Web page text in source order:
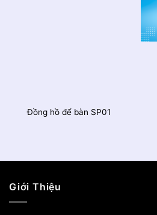
Đồng hồ để bàn SP01
Giới Thiệu